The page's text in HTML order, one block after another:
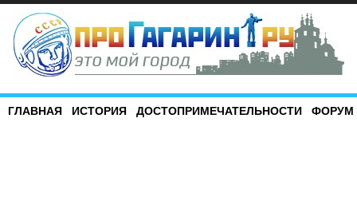
ГЛАВНАЯ ИСТОРИЯ ДОСТОПРИМЕЧАТЕЛЬНОСТИ ФОРУМ